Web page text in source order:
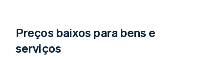
Preços baixos para bens e
serviços